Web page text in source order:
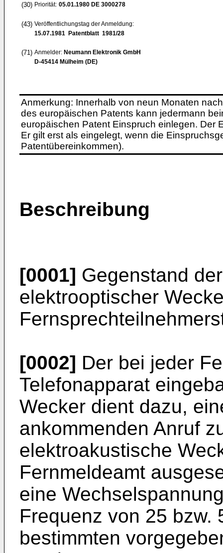
(30) Priorität: 05.01.1980 DE 3000278
(43) Veröffentlichungstag der Anmeldung:
15.07.1981 Patentblatt 1981/28
(71) Anmelder: Neumann Elektronik GmbH
D-45414 Mülheim (DE)
Anmerkung: Innerhalb von neun Monaten
des europäischen Patents kann jedermann
europäischen Patent Einspruch einlegen. Der
Er gilt erst als eingelegt, wenn die
Patentübereinkommen).
Beschreibung
[0001] Gegenstand
elektrooptischer
[0002] Der bei jeder
Telefonapparat
Wecker dient dazu,
ankommenden Anruf
elektroakustische
Fernmeldeamt
eine
Frequenz von 25 bzw.
bestimmten